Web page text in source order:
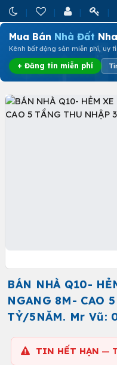
Mua Bán Nhà Đất
Kênh bất động sản miễn phí, uy
+ Đăng tin miễn phí
BÁN NHÀ Q10-
NGANG 8M- CAO
TỶ/5NĂM. Mr Vũ:
TIN HẾT HẠN —